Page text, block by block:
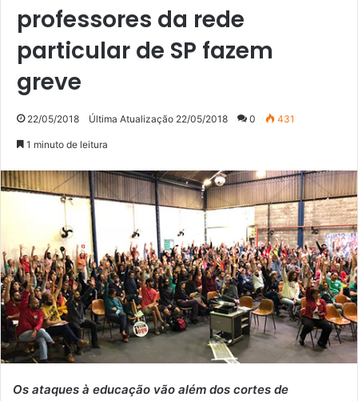
professores da rede
particular de SP fazem
greve
22/05/2018 Última Atualização 22/05/2018 0 431
1 minuto de leitura
Os ataques à educação vão além dos cortes de